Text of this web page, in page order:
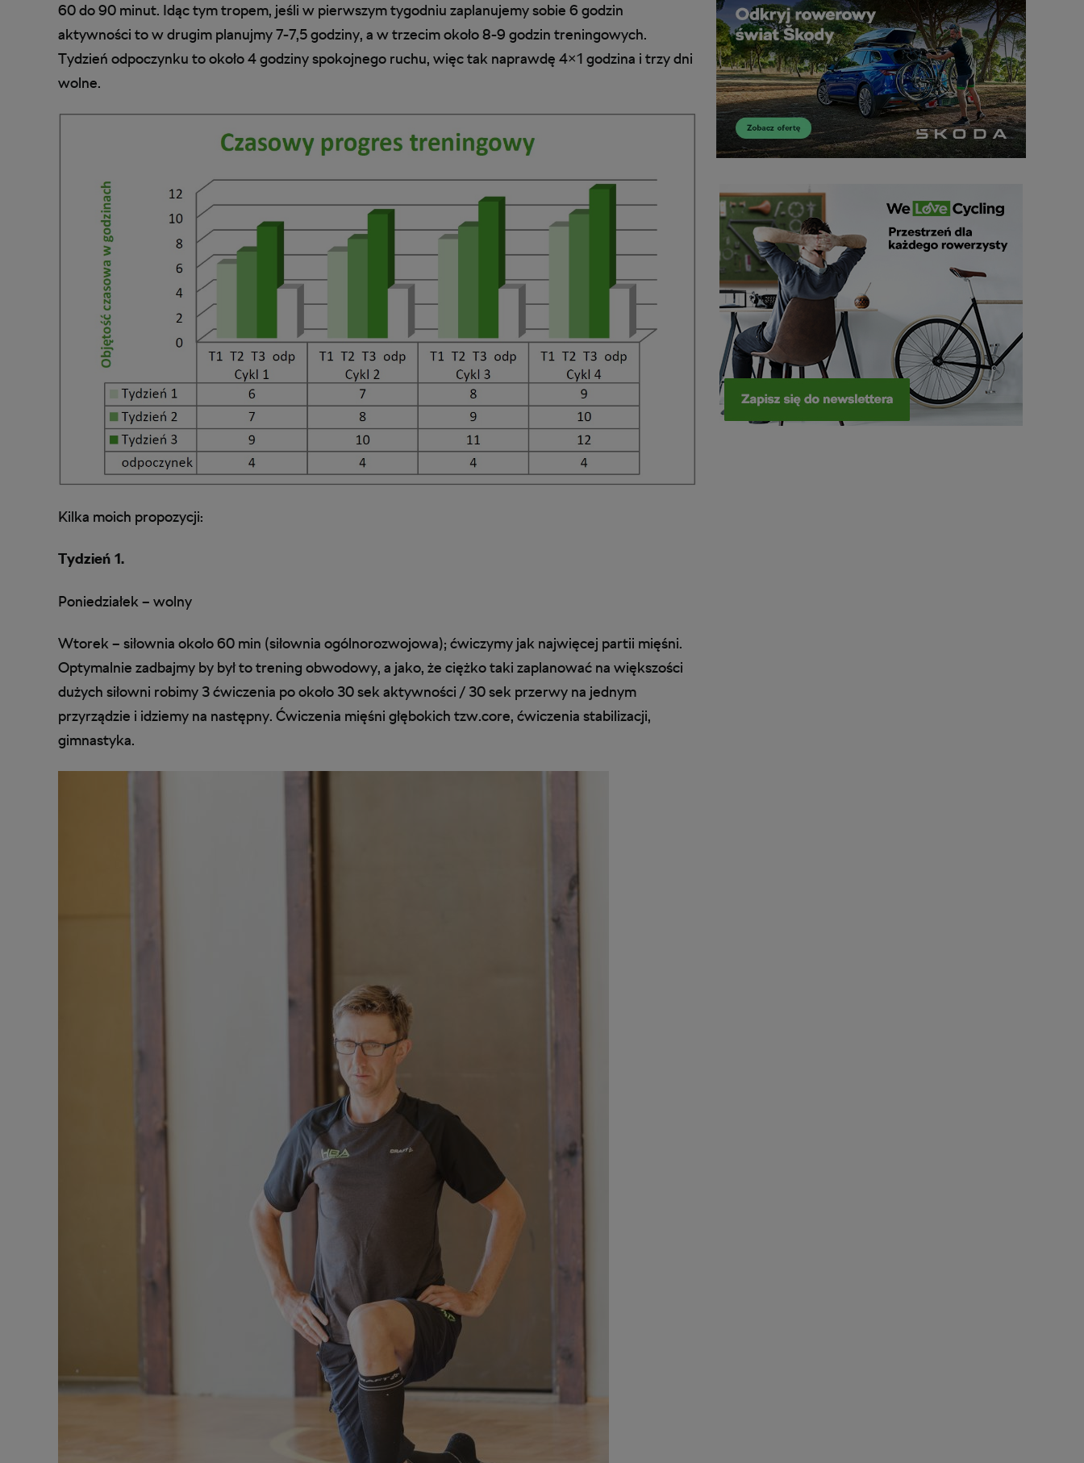
60 do 90 minut. Idąc tym tropem, jeśli w pierwszym tygodniu zaplanujemy sobie 6 godzin
aktywności to w drugim planujmy 7-7,5 godziny, a w trzecim około 8-9 godzin treningowych.
Tydzień odpoczynku to około 4 godziny spokojnego ruchu, więc tak naprawdę 4×1 godzina i trzy dni
wolne.
Kilka moich propozycji:
Tydzień 1.
Poniedziałek – wolny
Wtorek – siłownia około 60 min (siłownia ogólnorozwojowa); ćwiczymy jak najwięcej partii mięśni.
Optymalnie zadbajmy by był to trening obwodowy, a jako, że ciężko taki zaplanować na większości
dużych siłowni robimy 3 ćwiczenia po około 30 sek aktywności / 30 sek przerwy na jednym
przyrządzie i idziemy na następny. Ćwiczenia mięśni głębokich tzw.core, ćwiczenia stabilizacji,
gimnastyka.